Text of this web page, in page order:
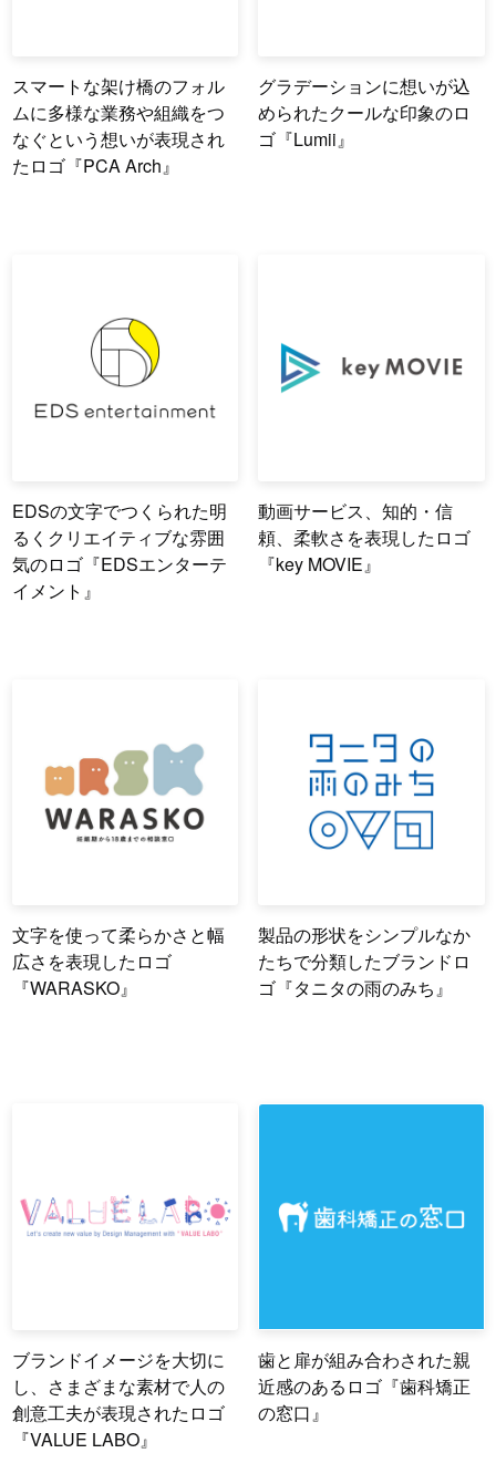
スマートな架け橋のフォル
ムに多様な業務や組織をつ
なぐという想いが表現され
たロゴ『PCA Arch』
グラデーションに想いが込
められたクールな印象のロ
ゴ『Lumii』
EDSの文字でつくられた明
るくクリエイティブな雰囲
気のロゴ『EDSエンターテ
イメント』
動画サービス、知的・信
頼、柔軟さを表現したロゴ
『key MOVIE』
文字を使って柔らかさと幅
広さを表現したロゴ
『WARASKO』
製品の形状をシンプルなか
たちで分類したブランドロ
ゴ『タニタの雨のみち』
ブランドイメージを大切に
し、さまざまな素材で人の
創意工夫が表現されたロゴ
『VALUE LABO』
歯と扉が組み合わされた親
近感のあるロゴ『歯科矯正
の窓口』